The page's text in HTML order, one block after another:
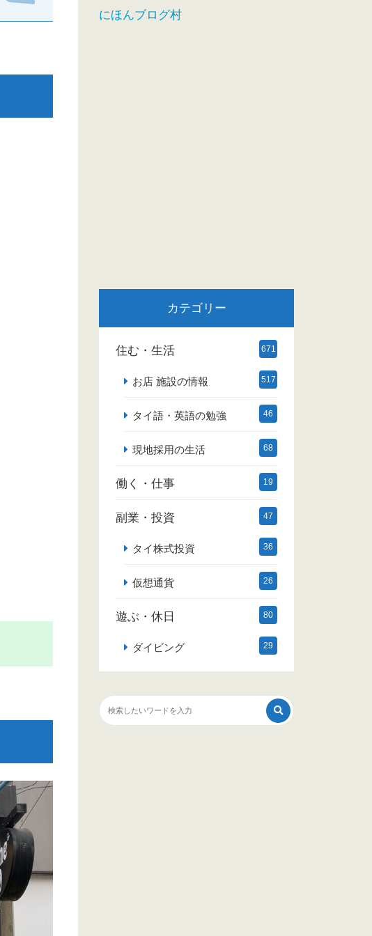
にほんブログ村
カテゴリー
住む・生活 671
お店 施設の情報 517
タイ語・英語の勉強 46
現地採用の生活 68
働く・仕事 19
副業・投資 47
タイ株式投資 36
仮想通貨 26
遊ぶ・休日 80
ダイビング 29